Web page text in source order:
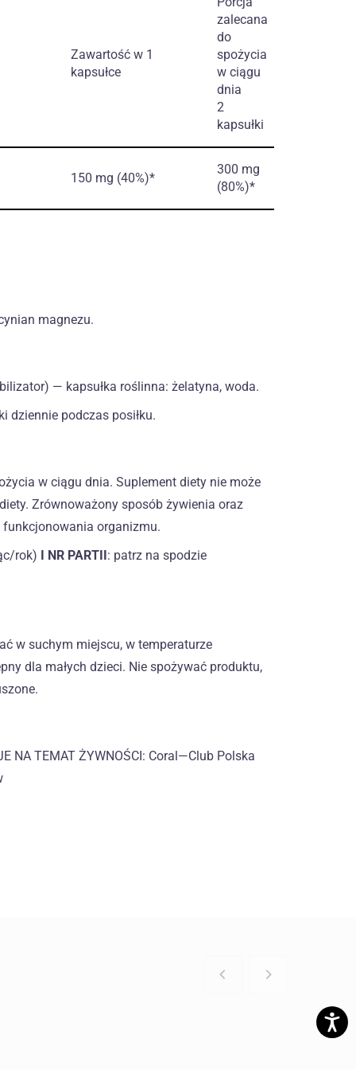
Zawartość w 1
kapsułce
zalecana
do
spożycia
w ciągu
dnia
2
kapsułki
150 mg (40%)*
300 mg
(80%)*
magnezu.
— kapsułka roślinna: żelatyna, woda.
dziennie podczas posiłku.
w ciągu dnia. Suplement diety nie może
Zrównoważony sposób żywienia oraz
organizmu.
rok) I NR PARTII: patrz na spodzie
w suchym miejscu, w temperaturze
dla małych dzieci. Nie spożywać produktu,
NA TEMAT ŻYWNOŚCI: Coral—Club Polska